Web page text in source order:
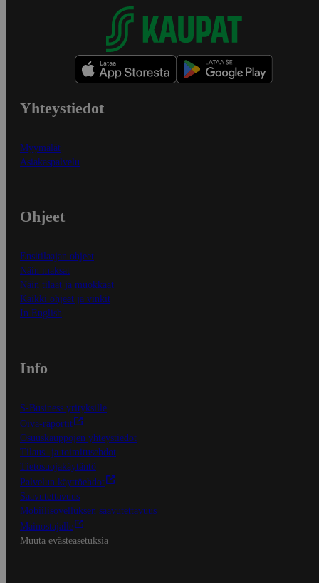
Yhteystiedot
Myymälät
Asiakaspalvelu
Ohjeet
Ensitilaajan ohjeet
Näin maksat
Näin tilaat ja muokkaat
Kaikki ohjeet ja vinkit
In English
Info
S-Business yrityksille
Oiva-raportit
Osuuskauppojen yhteystiedot
Tilaus- ja toimitusehdot
Tietosuojakäytäntö
Palvelun käyttöehdot
Saavutettavuus
Mobiilisovelluksen saavutettavuus
Mainostajalle
Muuta evästeasetuksia